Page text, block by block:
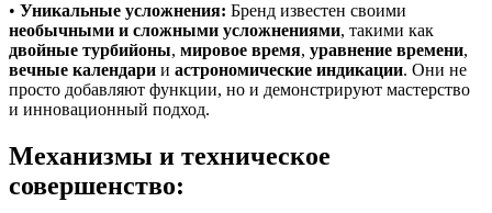
• Уникальные усложнения: Бренд известен своими
необычными и сложными усложнениями, такими как
двойные турбийоны, мировое время, уравнение времени,
вечные календари и астрономические индикации. Они не
просто добавляют функции, но и демонстрируют мастерство
и инновационный подход.
Механизмы и техническое
совершенство: